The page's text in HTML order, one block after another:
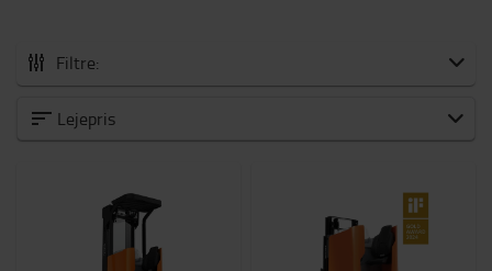
Filtre:
Kategori
Løftehøjde (mm)
Lejepris